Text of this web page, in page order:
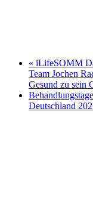
« iLifeSOMM
Team Jochen
Gesund zu sein
Deutschland